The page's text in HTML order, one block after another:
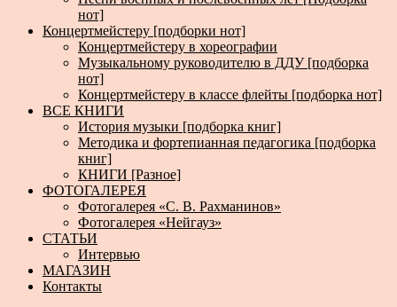
нот]
Концертмейстеру [подборки нот]
Концертмейстеру в хореографии
Музыкальному руководителю в ДДУ [подборка
нот]
Концертмейстеру в классе флейты [подборка нот]
ВСЕ КНИГИ
История музыки [подборка книг]
Методика и фортепианная педагогика [подборка
книг]
КНИГИ [Разное]
ФОТОГАЛЕРЕЯ
Фотогалерея «С. В. Рахманинов»
Фотогалерея «Нейгауз»
СТАТЬИ
Интервью
МАГАЗИН
Контакты